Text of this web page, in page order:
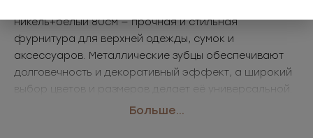
никель+белый 80см — прочная и стильная
фурнитура для верхней одежды, сумок и
аксессуаров. Металлические зубцы обеспечивают
долговечность и декоративный эффект, а широкий
выбор цветов и размеров делает её универсальной.
Больше...